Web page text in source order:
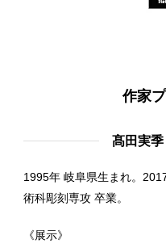
作家
髙田実
1995年 岐阜県生まれ。
術科彫刻専攻 卒業。
《展示》